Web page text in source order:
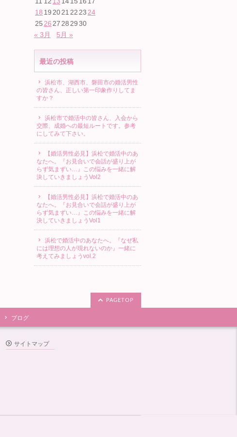
18 192021222324
252627282930
« 3月
5月 »
最近の投稿
浜松市、湖西市、磐田市の婚活男性
の皆さん、正しい第一印象作りしてま
すか？
浜松市で婚活中の皆さん、入会から
交際、成婚への最短ルートです。参考
にしてみて下さい。
【婚活男性必見】浜松で婚活中のあ
なたへ。『お見合いで会話が盛り上が
らず気まずい…』この悩みを一緒に解
決していきましょうVol2
【婚活男性必見】浜松で婚活中のあ
なたへ。『お見合いで会話が盛り上が
らず気まずい…』この悩みを一緒に解
決していきましょうVol1
浜松で婚活中のあなたへ。『なぜ私
には理想の人が現れないのか』一緒に
考えてみましょうvol.2
PAGETOP
ブログ
サイトマップ